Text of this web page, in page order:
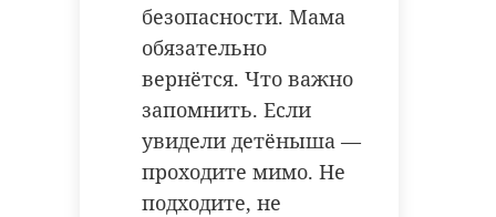
безопасности. Мама
обязательно
вернётся. Что важно
запомнить. Если
увидели детёныша —
проходите мимо. Не
подходите, не